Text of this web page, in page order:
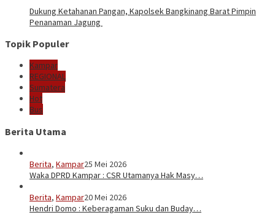
Dukung Ketahanan Pangan, Kapolsek Bangkinang Barat Pimpin
Penanaman Jagung
Topik Populer
Kampar
REGIONAL
Sumatera
Hot
Bus
Berita Utama
Berita, Kampar25 Mei 2026
Waka DPRD Kampar : CSR Utamanya Hak Masy…
Berita, Kampar20 Mei 2026
Hendri Domo : Keberagaman Suku dan Buday…